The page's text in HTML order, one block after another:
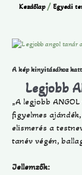
Kezdőlap/ Egyedi
A kép kinyitásához
Legjobb
„A legjobb
figyelmes
elismerés a
tanév végén,
Jellemzők: